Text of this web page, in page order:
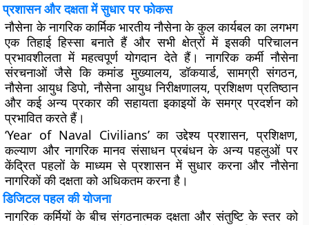
प्रशासन और दक्षता में सुधार पर फोकस
नौसेना के नागरिक कार्मिक भारतीय नौसेना के कुल कार्यबल का लगभग
एक तिहाई हिस्सा बनाते हैं और सभी क्षेत्रों में इसकी परिचालन
प्रभावशीलता में महत्वपूर्ण योगदान देते हैं। नागरिक कर्मी नौसेना
संरचनाओं जैसे कि कमांड मुख्यालय, डॉकयार्ड, सामग्री संगठन,
नौसेना आयुध डिपो, नौसेना आयुध निरीक्षणालय, प्रशिक्षण प्रतिष्ठान
और कई अन्य प्रकार की सहायता इकाइयों के समग्र प्रदर्शन को
प्रभावित करते हैं।
‘Year of Naval Civilians’ का उद्देश्य प्रशासन, प्रशिक्षण,
कल्याण और नागरिक मानव संसाधन प्रबंधन के अन्य पहलुओं पर
केंद्रित पहलों के माध्यम से प्रशासन में सुधार करना और नौसेना
नागरिकों की दक्षता को अधिकतम करना है।
डिजिटल पहल की योजना
नागरिक कर्मियों के बीच संगठनात्मक दक्षता और संतुष्टि के स्तर को